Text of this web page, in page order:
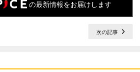
の最新情報をお届けします
次の記事